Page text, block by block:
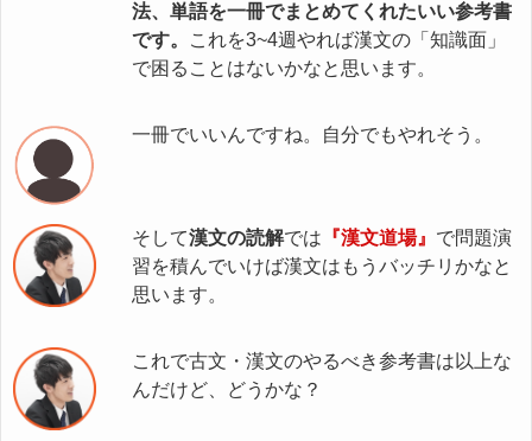
法、単語を一冊でまとめてくれたいい参考書
です。
これを3~4週やれば漢文の「知識面」
で困ることはないかなと思います。
一冊でいいんですね。自分でもやれそう。
そして漢文の読解では 『漢文道場』 で問題演
習を積んでいけば漢文はもうバッチリかなと
思います。
これで古文・漢文のやるべき参考書は以上な
んだけど、どうかな？